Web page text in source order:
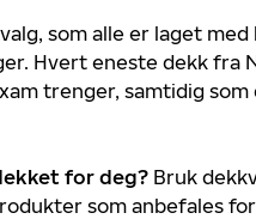
som alle er laget
Hvert eneste dekk fra
trenger, samtidig
for deg? Bruk
som anbefales